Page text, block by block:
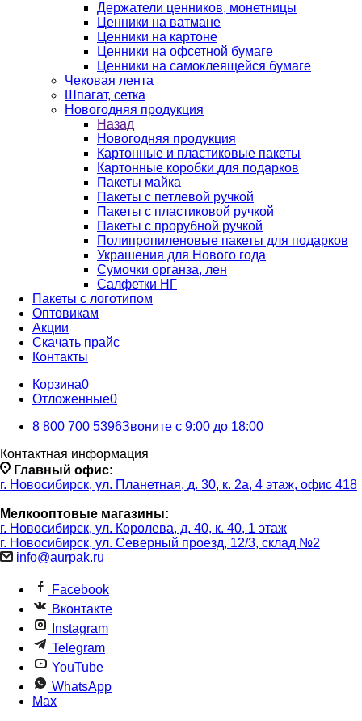
Держатели ценников, монетницы
Ценники на ватмане
Ценники на картоне
Ценники на офсетной бумаге
Ценники на самоклеящейся бумаге
Чековая лента
Шпагат, сетка
Новогодняя продукция
Назад
Новогодняя продукция
Картонные и пластиковые пакеты
Картонные коробки для подарков
Пакеты майка
Пакеты с петлевой ручкой
Пакеты с пластиковой ручкой
Пакеты с прорубной ручкой
Полипропиленовые пакеты для подарков
Украшения для Нового года
Сумочки органза, лен
Салфетки НГ
Пакеты с логотипом
Оптовикам
Акции
Скачать прайс
Контакты
Корзина0
Отложенные0
8 800 700 5396Звоните с 9:00 до 18:00
Контактная информация
Главный офис:
г. Новосибирск, ул. Планетная, д. 30, к. 2а, 4 этаж, офис 418
Мелкооптовые магазины:
г. Новосибирск, ул. Королева, д. 40, к. 40, 1 этаж
г. Новосибирск, ул. Северный проезд, 12/3, ​склад №2
info@aurpak.ru
Facebook
Вконтакте
Instagram
Telegram
YouTube
WhatsApp
Max